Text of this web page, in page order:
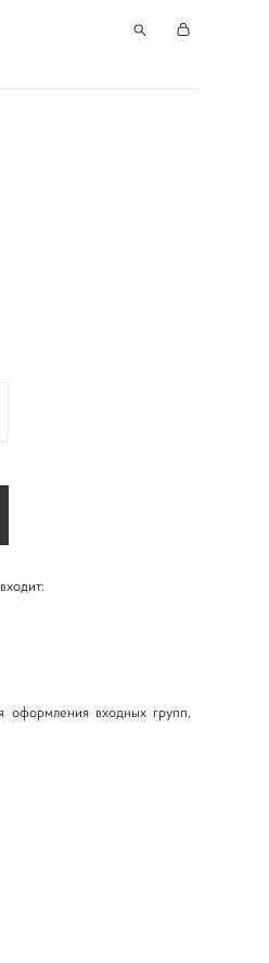
оформления входных групп,